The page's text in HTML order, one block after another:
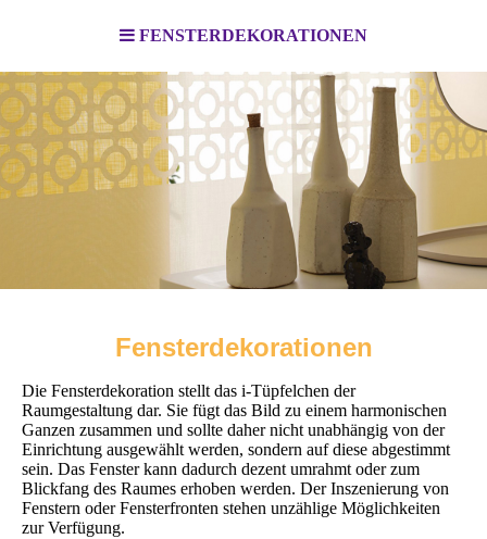
FENSTERDEKORATIONEN
Fensterdekorationen
Die Fensterdekoration stellt das i-Tüpfelchen der
Raumgestaltung dar. Sie fügt das Bild zu einem harmonischen
Ganzen zusammen und sollte daher nicht unabhängig von der
Einrichtung ausgewählt werden, sondern auf diese abgestimmt
sein. Das Fenster kann dadurch dezent umrahmt oder zum
Blickfang des Raumes erhoben werden. Der Inszenierung von
Fenstern oder Fensterfronten stehen unzählige Möglichkeiten
zur Verfügung.